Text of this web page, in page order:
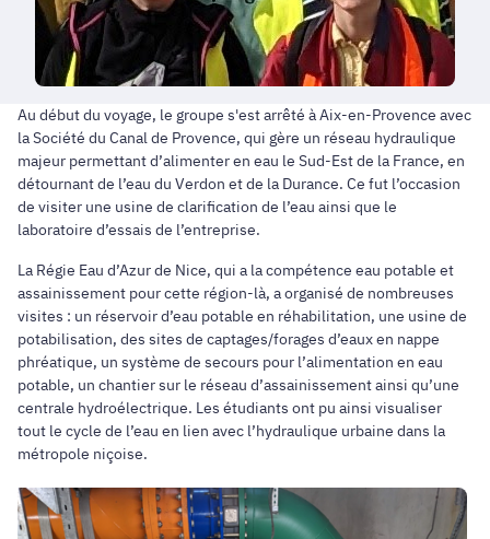
Au début du voyage, le groupe s'est arrêté à Aix-en-Provence avec
la Société du Canal de Provence, qui gère un réseau hydraulique
majeur permettant d’alimenter en eau le Sud-Est de la France, en
détournant de l’eau du Verdon et de la Durance. Ce fut l’occasion
de visiter une usine de clarification de l’eau ainsi que le
laboratoire d’essais de l’entreprise.
La Régie Eau d’Azur de Nice, qui a la compétence eau potable et
assainissement pour cette région-là, a organisé de nombreuses
visites : un réservoir d’eau potable en réhabilitation, une usine de
potabilisation, des sites de captages/forages d’eaux en nappe
phréatique, un système de secours pour l’alimentation en eau
potable, un chantier sur le réseau d’assainissement ainsi qu’une
centrale hydroélectrique. Les étudiants ont pu ainsi visualiser
tout le cycle de l’eau en lien avec l’hydraulique urbaine dans la
métropole niçoise.